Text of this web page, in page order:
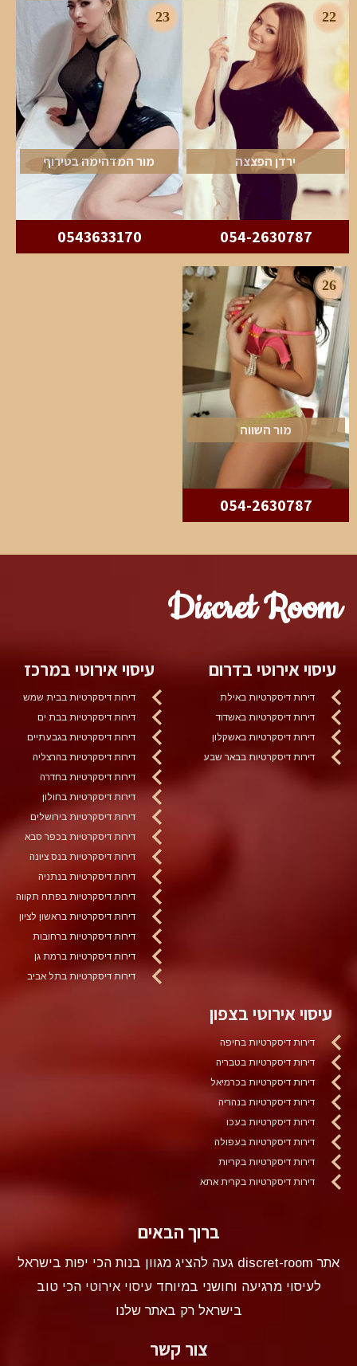
22
ירדן הפצצה
054-2630787
23
מור המדהימה בטירוף
0543633170
26
מור השווה
054-2630787
Discret Room
עיסוי אירוטי בדרום
דירות דיסקרטיות באילת
דירות דיסקרטיות באשדוד
דירות דיסקרטיות באשקלון
דירות דיסקרטיות בבאר שבע
עיסוי אירוטי במרכז
דירות דיסקרטיות בבית שמש
דירות דיסקרטיות בבת ים
דירות דיסקרטיות בגבעתיים
דירות דיסקרטיות בהרצליה
דירות דיסקרטיות בחדרה
דירות דיסקרטיות בחולון
דירות דיסקרטיות בירושלים
דירות דיסקרטיות בכפר סבא
דירות דיסקרטיות בנס ציונה
דירות דיסקרטיות בנתניה
דירות דיסקרטיות בפתח תקווה
דירות דיסקרטיות בראשון לציון
דירות דיסקרטיות ברחובות
דירות דיסקרטיות ברמת גן
דירות דיסקרטיות בתל אביב
עיסוי אירוטי בצפון
דירות דיסקרטיות בחיפה
דירות דיסקרטיות בטבריה
דירות דיסקרטיות בכרמיאל
דירות דיסקרטיות בנהריה
דירות דיסקרטיות בעכו
דירות דיסקרטיות בעפולה
דירות דיסקרטיות בקריות
דירות דיסקרטיות בקרית אתא
ברוך הבאים
אתר discret-room געה להציג מגוון בנות הכי יפות בישראל
לעיסוי מרגיעה וחושני במיוחדעיסוי אירוטי הכי טוב
בישראל רק באתר שלנו
צור קשר